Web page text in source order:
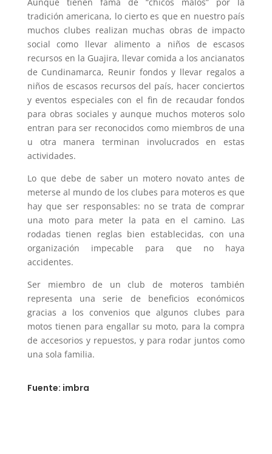
tradición americana, lo cierto es que en nuestro país
muchos clubes realizan muchas obras de impacto
social como llevar alimento a niños de escasos
recursos en la Guajira, llevar comida a los ancianatos
de Cundinamarca, Reunir fondos y llevar regalos a
niños de escasos recursos del país, hacer conciertos
y eventos especiales con el fin de recaudar fondos
para obras sociales y aunque muchos moteros solo
entran para ser reconocidos como miembros de una
u otra manera terminan involucrados en estas
actividades.
Lo que debe de saber un motero novato antes de
meterse al mundo de los clubes para moteros es que
hay que ser responsables: no se trata de comprar
una moto para meter la pata en el camino. Las
rodadas tienen reglas bien establecidas, con una
organización impecable para que no haya
accidentes.
Ser miembro de un club de moteros también
representa una serie de beneficios económicos
gracias a los convenios que algunos clubes para
motos tienen para engallar su moto, para la compra
de accesorios y repuestos, y para rodar juntos como
una sola familia.
Fuente: imbra